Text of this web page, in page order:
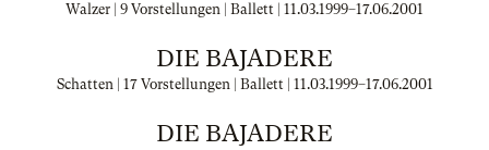
Walzer | 9 Vorstellungen | Ballett | 11.03.1999–17.06.2001
DIE BAJADERE
Schatten | 17 Vorstellungen | Ballett | 11.03.1999–17.06.2001
DIE BAJADERE